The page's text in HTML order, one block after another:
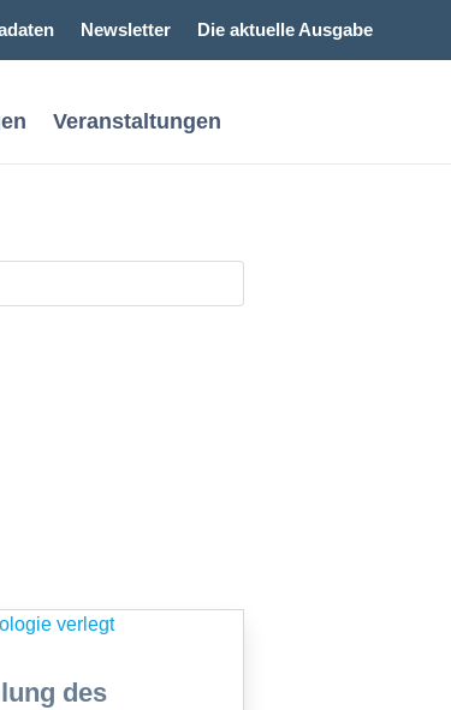
Newsletter Die aktuelle Ausgabe
Veranstaltungen
des